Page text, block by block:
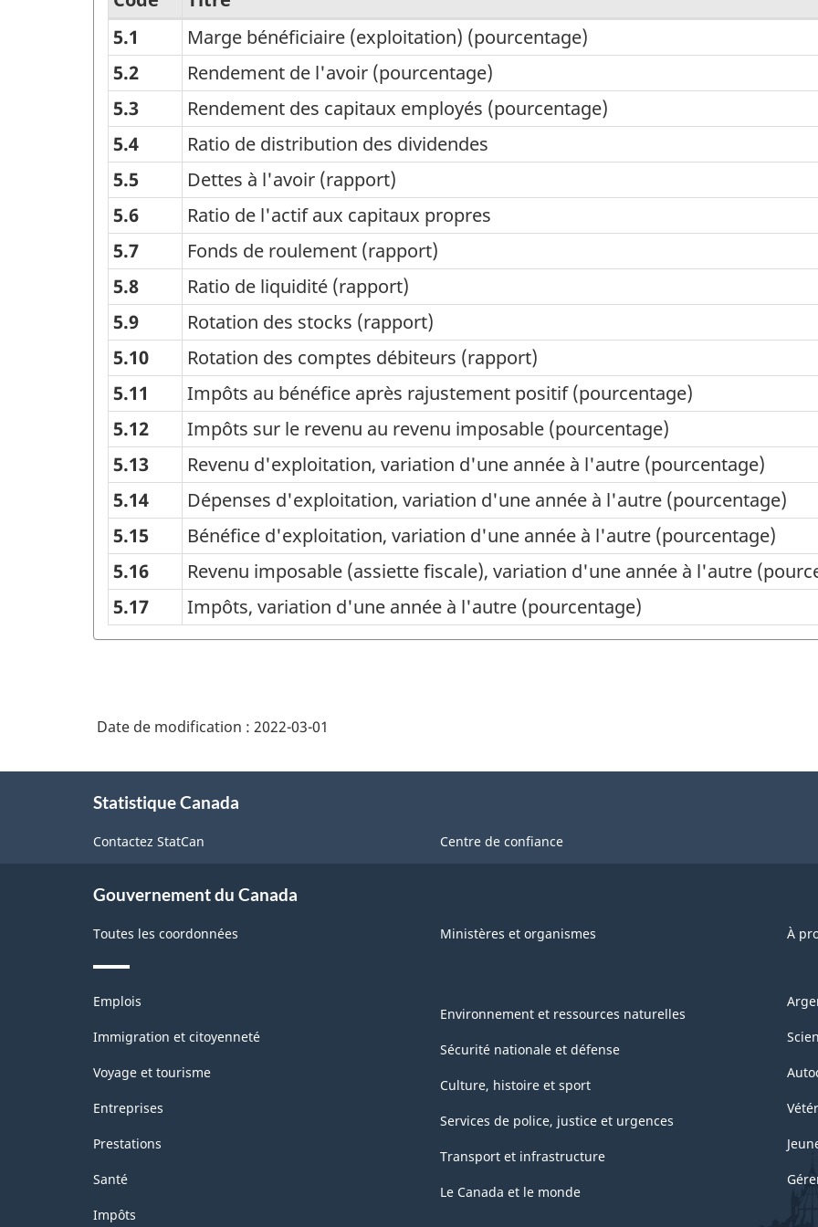
Liste
d'indicateurs
financiers
-
Entreprises
-
Séries
annuelles
-
Structure
de
la
classification
5.1
Marge bénéficiaire (exploitation) (pourcentage)
5.2
Rendement de l'avoir (pourcentage)
5.3
Rendement des capitaux employés (pourcentage)
5.4
Ratio de distribution des dividendes
5.5
Dettes à l'avoir (rapport)
5.6
Ratio de l'actif aux capitaux propres
5.7
Fonds de roulement (rapport)
5.8
Ratio de liquidité (rapport)
5.9
Rotation des stocks (rapport)
5.10
Rotation des comptes débiteurs (rapport)
5.11
Impôts au bénéfice après rajustement positif (pourcentage)
5.12
Impôts sur le revenu au revenu imposable (pourcentage)
5.13
Revenu d'exploitation, variation d'une année à l'autre (pourcentage)
5.14
Dépenses d'exploitation, variation d'une année à l'autre (pourcentage)
5.15
Bénéfice d'exploitation, variation d'une année à l'autre (pourcentage)
5.16
Revenu imposable (assiette fiscale), variation d'une année à l'autre
5.17
Impôts, variation d'une année à l'autre (pourcentage)
Date de modification : 2022-03-01
Statistique Canada
Contactez StatCan Centre de confiance
Gouvernement du Canada
Toutes les coordonnées Ministères et organismes À
Thèmes
sujets
Emplois
Immigration et citoyenneté
Voyage et tourisme
Entreprises
Prestations
Santé
Impôts
Environnement et ressources naturelles
Sécurité nationale et défense
Culture, histoire et sport
Services de police, justice et urgences
Transport et infrastructure
Le Canada et le monde